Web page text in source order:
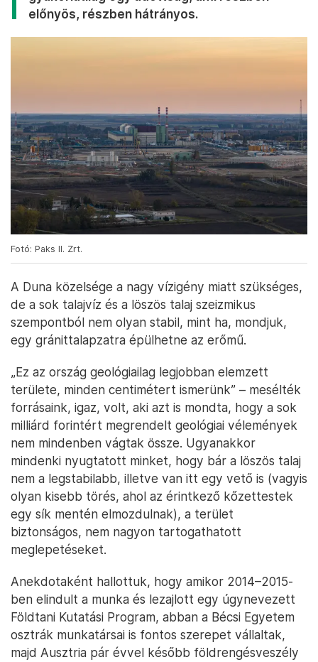
előnyös, részben hátrányos.
Fotó: Paks II. Zrt.
A Duna közelsége a nagy vízigény miatt szükséges,
de a sok talajvíz és a löszös talaj szeizmikus
szempontból nem olyan stabil, mint ha, mondjuk,
egy gránittalapzatra épülhetne az erőmű.
„Ez az ország geológiailag legjobban elemzett
területe, minden centimétert ismerünk” – mesélték
forrásaink, igaz, volt, aki azt is mondta, hogy a sok
milliárd forintért megrendelt geológiai vélemények
nem mindenben vágtak össze. Ugyanakkor
mindenki nyugtatott minket, hogy bár a löszös talaj
nem a legstabilabb, illetve van itt egy vető is (vagyis
olyan kisebb törés, ahol az érintkező kőzettestek
egy sík mentén elmozdulnak), a terület
biztonságos, nem nagyon tartogathatott
meglepetéseket.
Anekdotaként hallottuk, hogy amikor 2014–2015-
ben elindult a munka és lezajlott egy úgynevezett
Földtani Kutatási Program, abban a Bécsi Egyetem
osztrák munkatársai is fontos szerepet vállaltak,
majd Ausztria pár évvel később földrengésveszély